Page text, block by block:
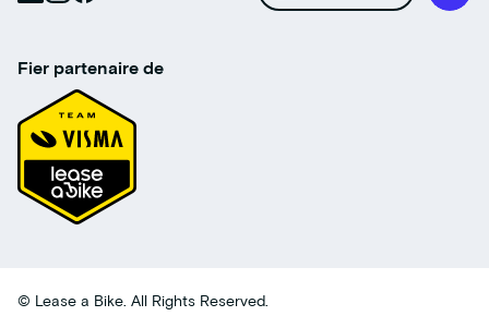
Fier partenaire de
© Lease a Bike. All Rights Reserved.